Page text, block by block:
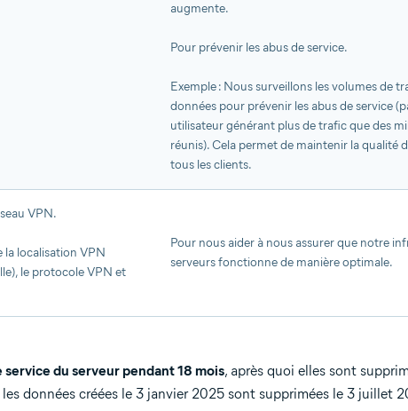
augmente.
Pour prévenir les abus de service.
Exemple : Nous surveillons les volumes de
données pour prévenir les abus de service
utilisateur générant plus de trafic que des
réunis). Cela permet de maintenir la qualité
tous les clients.
VPN.
la localisation VPN
le protocole VPN et
Pour nous aider à nous assurer que notre
serveurs fonctionne de manière optimale.
du serveur pendant 18 mois, après quoi elles sont
les données créées le 3 janvier 2025 sont supprimées le 3 juillet